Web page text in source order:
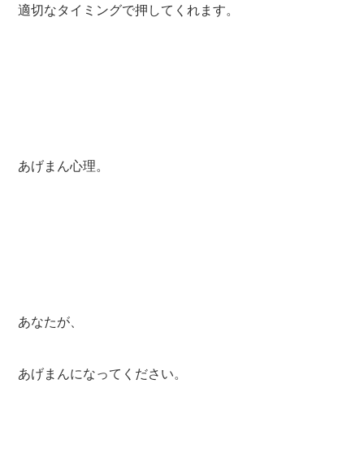
適切なタイミングで押してくれます。
あげまん心理。
あなたが、
あげまんになってください。